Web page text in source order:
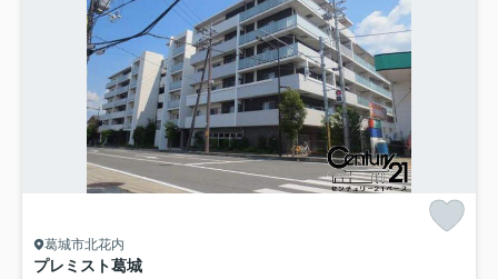
葛城市北花内
プレミスト葛城